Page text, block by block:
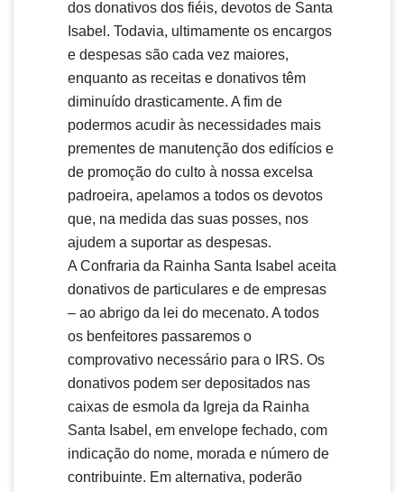
dos donativos dos fiéis, devotos de Santa
Isabel. Todavia, ultimamente os encargos
e despesas são cada vez maiores,
enquanto as receitas e donativos têm
diminuído drasticamente. A fim de
podermos acudir às necessidades mais
prementes de manutenção dos edifícios e
de promoção do culto à nossa excelsa
padroeira, apelamos a todos os devotos
que, na medida das suas posses, nos
ajudem a suportar as despesas.
A Confraria da Rainha Santa Isabel aceita
donativos de particulares e de empresas
– ao abrigo da lei do mecenato. A todos
os benfeitores passaremos o
comprovativo necessário para o IRS. Os
donativos podem ser depositados nas
caixas de esmola da Igreja da Rainha
Santa Isabel, em envelope fechado, com
indicação do nome, morada e número de
contribuinte. Em alternativa, poderão